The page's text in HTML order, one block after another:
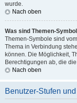
wurde.
Nach oben
Was sind Themen-
Themen-Symbole sind
Thema in Verbindung
können. Die Möglichkeit,
Berechtigungen ab, die
Nach oben
Benutzer-Stufen